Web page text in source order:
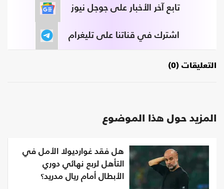
تابع آخر الأخبار على جوجل نيوز
اشترك في قناتنا على تليغرام
التعليقات (0)
المزيد حول هذا الموضوع
هل فقد غوارديولا الأمل في
التأهل لربع نهائي دوري
الأبطال أمام ريال مدريد؟